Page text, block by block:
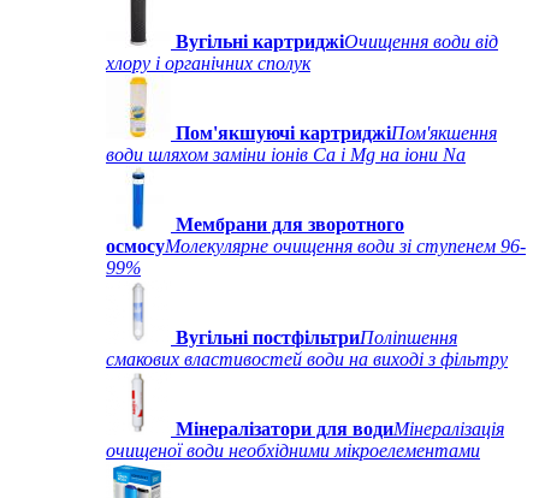
Вугільні картриджіОчищення води від
хлору і органічних сполук
Пом'якшуючі картриджіПом'якшення
води шляхом заміни іонів Ca і Mg на іони Na
Мембрани для зворотного
осмосуМолекулярне очищення води зі ступенем 96-
99%
Вугільні постфільтриПоліпшення
смакових властивостей води на виході з фільтру
Мінералізатори для водиМінералізація
очищеної води необхідними мікроелементами